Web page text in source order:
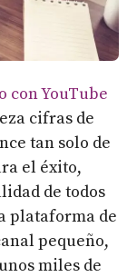
con YouTube
cifras de
tan solo de
el éxito,
de todos
plataforma de
pequeño,
miles de